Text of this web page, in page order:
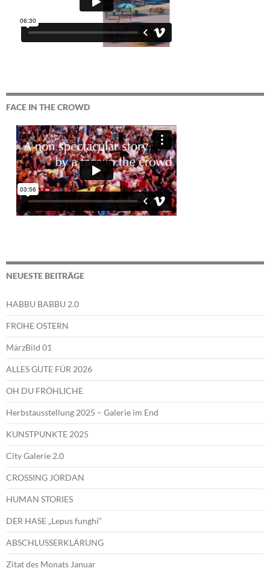
FACE IN THE CROWD
NEUESTE BEITRÄGE
HABBU BABBU 2.0
FROHE OSTERN
MärzBild 01
ALLES GUTE FÜR 2026
OH DU FRÖHLICHE
Herbstausstellung 2025 – Galerie im End
KUNSTPUNKTE 2025
City Galerie 2.0
CROSSING JORDAN
HUMAN STORIES
DER HASE „Lepus funghi“
ABSCHLUSSERKLÄRUNG
Zitat des Monats Januar